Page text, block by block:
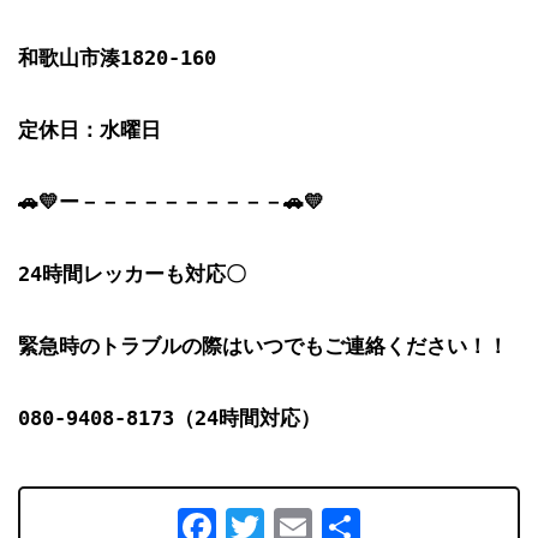
和歌山市湊1820-160
定休日：水曜日
🚗💛ー－－－－－－－－－－🚗💛
24時間レッカーも対応〇
緊急時のトラブルの際はいつでもご連絡ください！！
080-9408-8173（24時間対応）
Facebook
Twitter
Email